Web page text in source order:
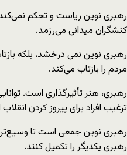
رهبری نوین ریاست و تحکم
کنشگران میدانی می‌رزمد.
رهبری نوین نمی درخشد، بلکه
مردم را بازتاب می‌کند.
رهبری، هنر تأثیرگذاری است.
ترغیب افراد برای پیروز کردن
رهبری نوین جمعی است تا
رهبری یکدیگر را تکمیل کنند.